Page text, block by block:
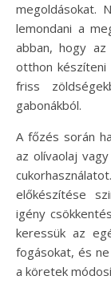
megoldásokat.
lemondani a
abban, hogy
otthon
friss
gabonákból.
A főzés során
az olívaolaj
előkészítése
igény
keressük az
fogásokat, és
a köretek